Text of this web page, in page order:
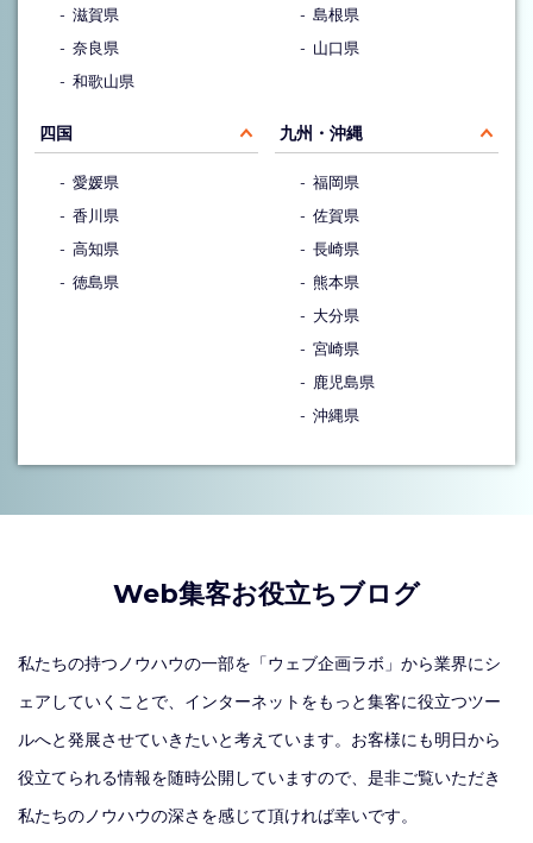
滋賀県
奈良県
和歌山県
島根県
山口県
四国
愛媛県
香川県
高知県
徳島県
九州・沖縄
福岡県
佐賀県
長崎県
熊本県
大分県
宮崎県
鹿児島県
沖縄県
Web集客お役立ちブログ
私たちの持つノウハウの一部を「ウェブ企画ラボ」から業界にシ
ェアしていくことで、インターネットをもっと集客に役立つツー
ルへと発展させていきたいと考えています。お客様にも明日から
役立てられる情報を随時公開していますので、是非ご覧いただき
私たちのノウハウの深さを感じて頂ければ幸いです。